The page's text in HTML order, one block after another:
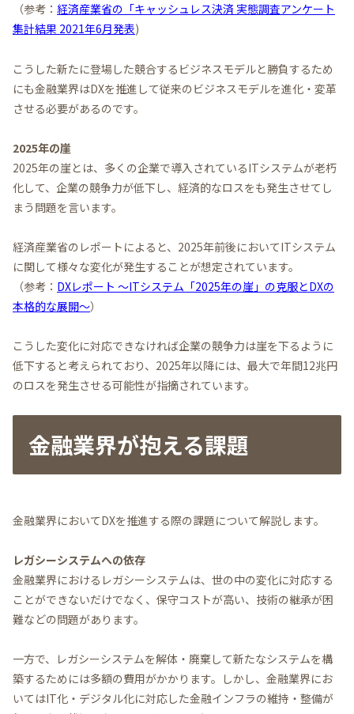
（参考： 経済産業省の「キャッシュレス決済 実態調査アンケート
集計結果 2021年6月発表)
こうした新たに登場した競合するビジネスモデルと勝負するため
にも金融業界はDXを推進して従来のビジネスモデルを進化・変革
させる必要があるのです。
2025年の崖
2025年の崖とは、多くの企業で導入されているITシステムが老朽
化して、企業の競争力が低下し、経済的なロスをも発生させてし
まう問題を言います。
経済産業省のレポートによると、2025年前後においてITシステム
に関して様々な変化が発生することが想定されています。
（参考： DXレポート ～ITシステム「2025年の崖」の克服とDXの
本格的な展開～）
こうした変化に対応できなければ企業の競争力は崖を下るように
低下すると考えられており、2025年以降には、最大で年間12兆円
のロスを発生させる可能性が指摘されています。
金融業界が抱える課題
金融業界においてDXを推進する際の課題について解説します。
レガシーシステムへの依存
金融業界におけるレガシーシステムは、世の中の変化に対応する
ことができないだけでなく、保守コストが高い、技術の継承が困
難などの問題があります。
一方で、レガシーシステムを解体・廃棄して新たなシステムを構
築するためには多額の費用がかかります。しかし、金融業界にお
いてはIT化・デジタル化に対応した金融インフラの維持・整備が